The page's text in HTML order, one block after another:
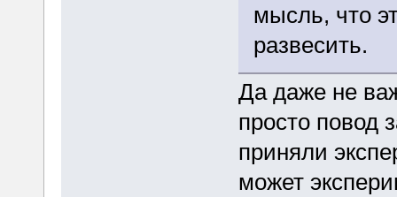
мысль, что
развесить.
Да даже не
просто повод
приняли
может